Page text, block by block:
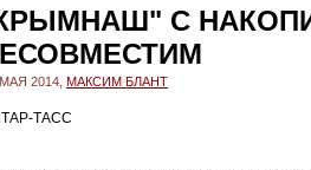
С
2014, МАКСИМ БЛАНТ